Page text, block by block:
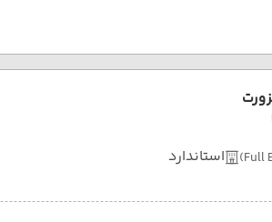
استاندارد